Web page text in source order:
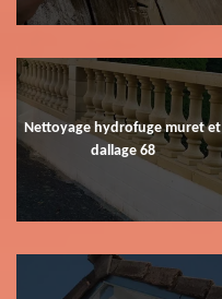
Nettoyage hydrofuge muret et
dallage 68